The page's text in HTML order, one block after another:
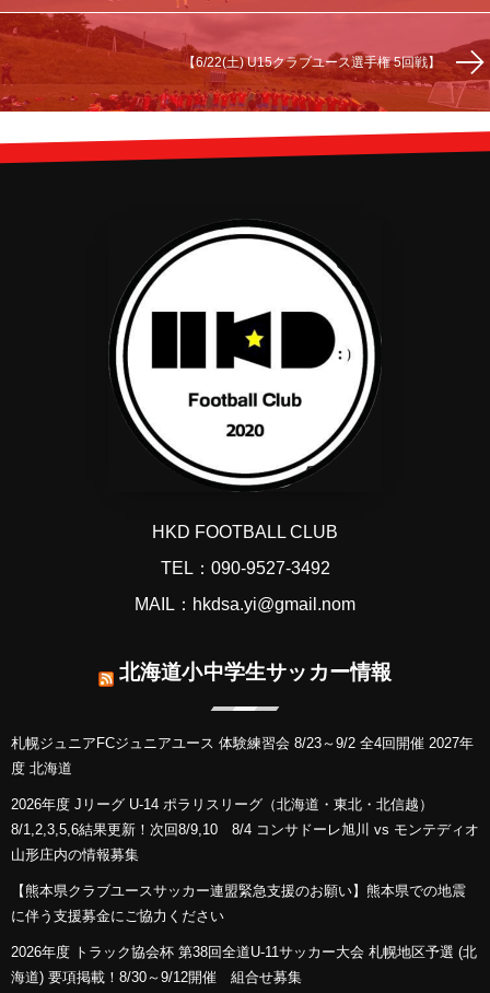
【6/22(土) U15クラブユース選手権 5回戦】
HKD FOOTBALL CLUB
TEL：090-9527-3492
MAIL：hkdsa.yi@gmail.nom
北海道小中学生サッカー情報
札幌ジュニアFCジュニアユース 体験練習会 8/23～9/2 全4回開催 2027年
度 北海道
2026年度 Jリーグ U-14 ポラリスリーグ（北海道・東北・北信越）
8/1,2,3,5,6結果更新！次回8/9,10 8/4 コンサドーレ旭川 vs モンテディオ
山形庄内の情報募集
【熊本県クラブユースサッカー連盟緊急支援のお願い】熊本県での地震
に伴う支援募金にご協力ください
2026年度 トラック協会杯 第38回全道U-11サッカー大会 札幌地区予選 (北
海道) 要項掲載！8/30～9/12開催 組合せ募集